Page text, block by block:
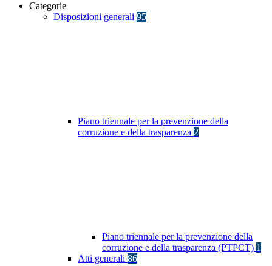
Categorie
Disposizioni generali 95
Piano triennale per la prevenzione della
corruzione e della trasparenza 2
Piano triennale per la prevenzione della
corruzione e della trasparenza (PTPCT) 1
Atti generali 86